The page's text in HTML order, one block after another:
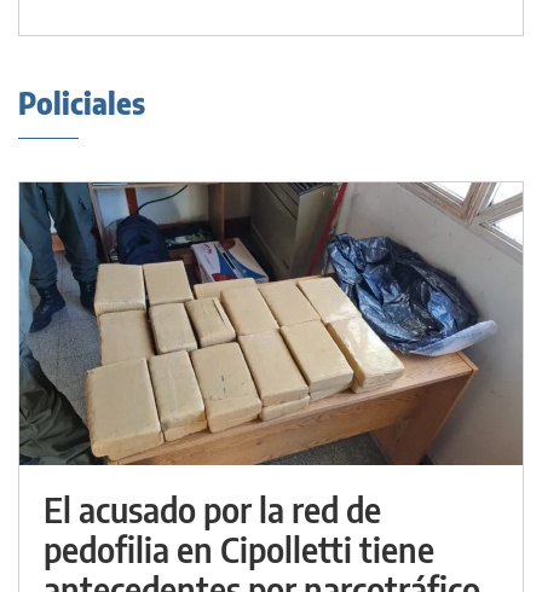
Policiales
El acusado por la red de
pedofilia en Cipolletti tiene